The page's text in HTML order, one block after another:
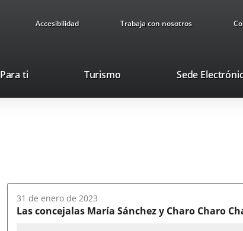
Accesibilidad Trabaja con nosotros
Para ti TurismoEste
se
Sede
Fecha
del
31 de enero de 2023
Las concejalas María Sánchez y Charo Charo